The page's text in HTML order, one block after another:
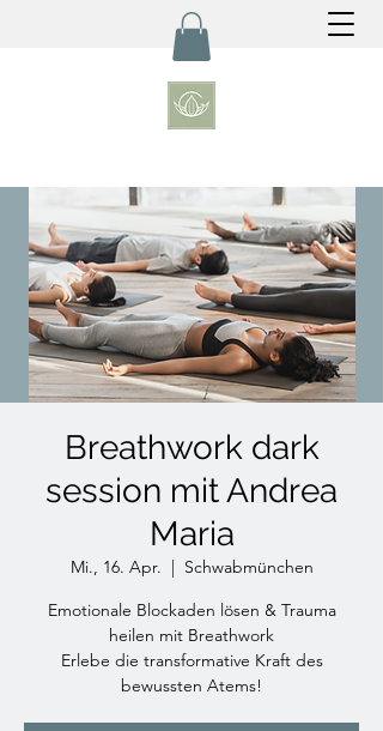
Breathwork dark
session mit Andrea
Maria
Mi., 16. Apr.
  |
Schwabmünchen
Emotionale Blockaden lösen & Trauma
heilen mit Breathwork
Erlebe die transformative Kraft des
bewussten Atems!